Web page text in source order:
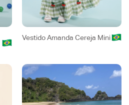
Vestido Amanda Cereja Mini